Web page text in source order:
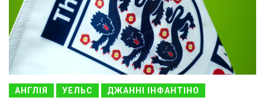
АНГЛІЯ УЕЛЬС ДЖАННІ ІНФАНТІНО